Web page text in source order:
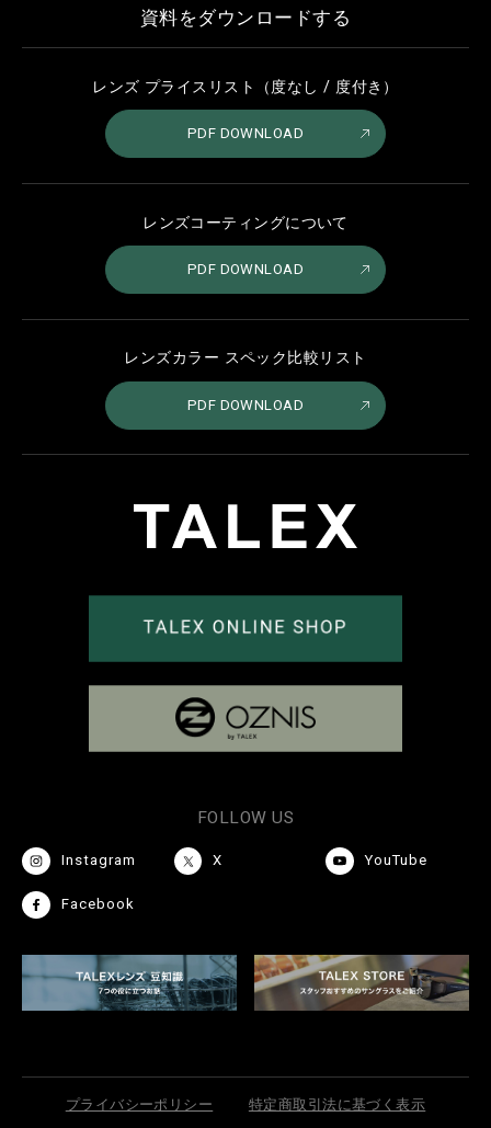
資料をダウンロードする
レンズ プライスリスト（度なし / 度付き）
PDF DOWNLOAD
レンズコーティングについて
PDF DOWNLOAD
レンズカラー スペック比較リスト
PDF DOWNLOAD
FOLLOW US
Instagram X YouTube
Facebook
プライバシーポリシー 特定商取引法に基づく表示